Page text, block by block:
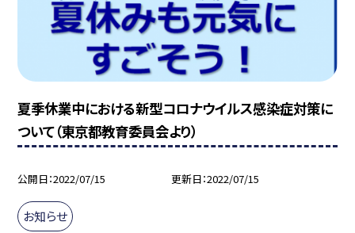
夏季休業中における新型コロナウイルス感染症対策に
ついて（東京都教育委員会より）
公開日 2022/07/15 更新日 2022/07/15
お知らせ